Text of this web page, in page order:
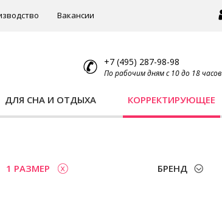
Вакансии
+7 (495) 287-98-98
По рабочим дням с 10 до 18 часов
ДЛЯ СНА И ОТДЫХА КОРРЕКТИРУЮЩЕЕ
1 РАЗМЕР БРЕНД